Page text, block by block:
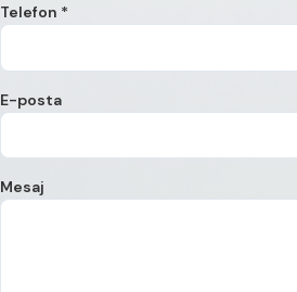
Telefon *
E-posta
Mesaj